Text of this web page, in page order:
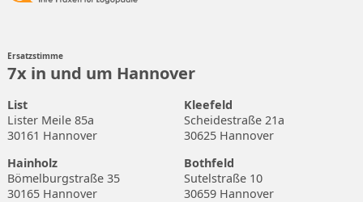
Ersatzstimme
7x in und um Hannover
List
Lister Meile 85a
30161 Hannover
Kleefeld
Scheidestraße 21a
30625 Hannover
Hainholz
Bömelburgstraße 35
30165 Hannover
Bothfeld
Sutelstraße 10
30659 Hannover